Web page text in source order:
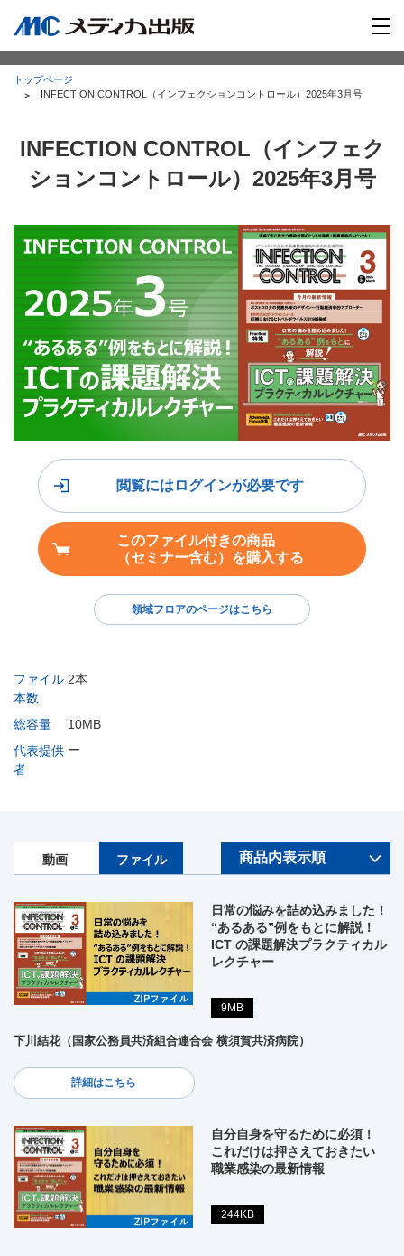
トップページ
INFECTION CONTROL（インフェクションコントロール）2025年3月号
INFECTION CONTROL（インフェク
ションコントロール）2025年3月号
ファイル
本数
2本
総容量
10MB
代表提供
者
ー
閲覧にはログインが必要です
このファイル付きの商品
（セミナー含む）を購入する
領域フロアのページはこちら
動画 ファイル
日常の悩みを詰め込みました！
“あるある”例をもとに解説！
ICT の課題解決プラクティカル
レクチャー
9MB
下川結花（国家公務員共済組合連合会 横須賀共済病院）
詳細はこちら
自分自身を守るために必須！
これだけは押さえておきたい
職業感染の最新情報
244KB